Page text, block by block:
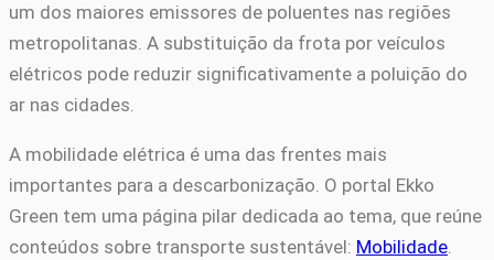
um dos maiores emissores de poluentes nas regiões
metropolitanas. A substituição da frota por veículos
elétricos pode reduzir significativamente a poluição do
ar nas cidades.
A mobilidade elétrica é uma das frentes mais
importantes para a descarbonização. O portal Ekko
Green tem uma página pilar dedicada ao tema, que reúne
conteúdos sobre transporte sustentável: Mobilidade.